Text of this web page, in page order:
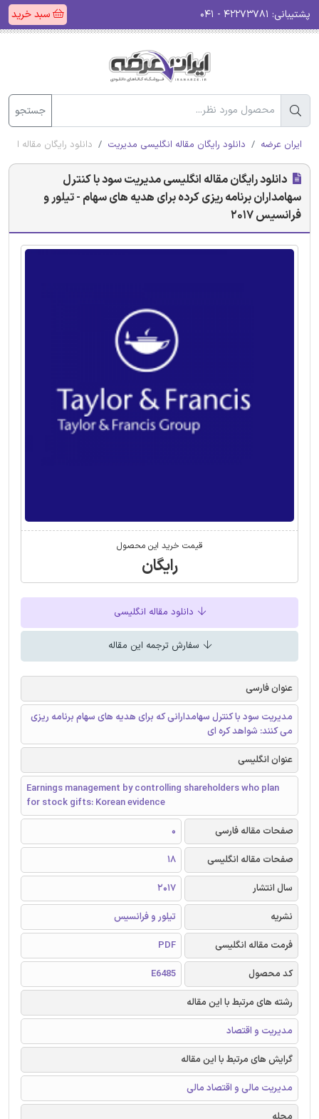
پشتیبانی: سبد خرید
جستجو
ایران عرضه دانلود رایگان مقاله انگلیسی مدیریت دانلود رایگان مقاله
دانلود رایگان مقاله انگلیسی مدیریت سود با کنترل
سهامداران برنامه ریزی کرده برای هدیه های سهام - تیلور و
فرانسیس 2017
قیمت خرید این محصول
رایگان
دانلود مقاله انگلیسی
سفارش ترجمه این مقاله
عنوان فارسی
مدیریت سود با کنترل سهامدارانی که برای هدیه های سهام برنامه ریزی
می کنند: شواهد کره ای
عنوان انگلیسی
Earnings management by controlling shareholders who plan
for stock gifts: Korean evidence
صفحات مقاله فارسی
0
صفحات مقاله انگلیسی
18
سال انتشار
2017
نشریه
تیلور و فرانسیس
فرمت مقاله انگلیسی
PDF
کد محصول
E6485
رشته های مرتبط با این مقاله
مدیریت و اقتصاد
گرایش های مرتبط با این مقاله
مدیریت مالی و اقتصاد مالی